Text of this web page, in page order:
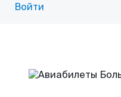
Войти